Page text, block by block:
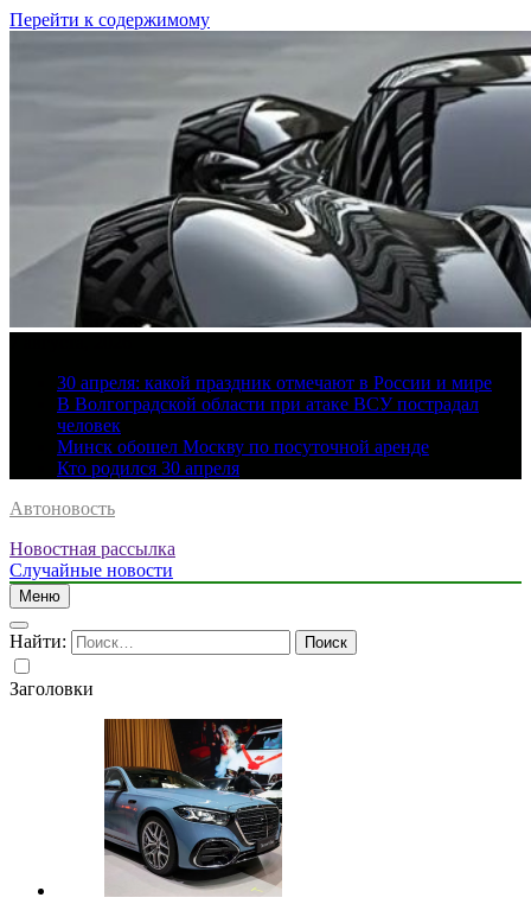
Перейти к содержимому
30 апреля: какой праздник отмечают в России и мире
В Волгоградской области при атаке ВСУ пострадал
человек
Минск обошел Москву по посуточной аренде
Кто родился 30 апреля
Автоновость
Новостная рассылка
Случайные новости
Меню
Найти:
Заголовки